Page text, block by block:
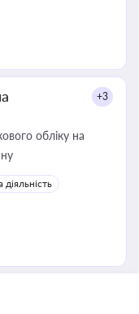
+3
обліку на
діяльність